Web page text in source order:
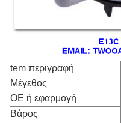
tem περιγραφή
Μέγεθος
OE ή εφαρμογή
Βάρος